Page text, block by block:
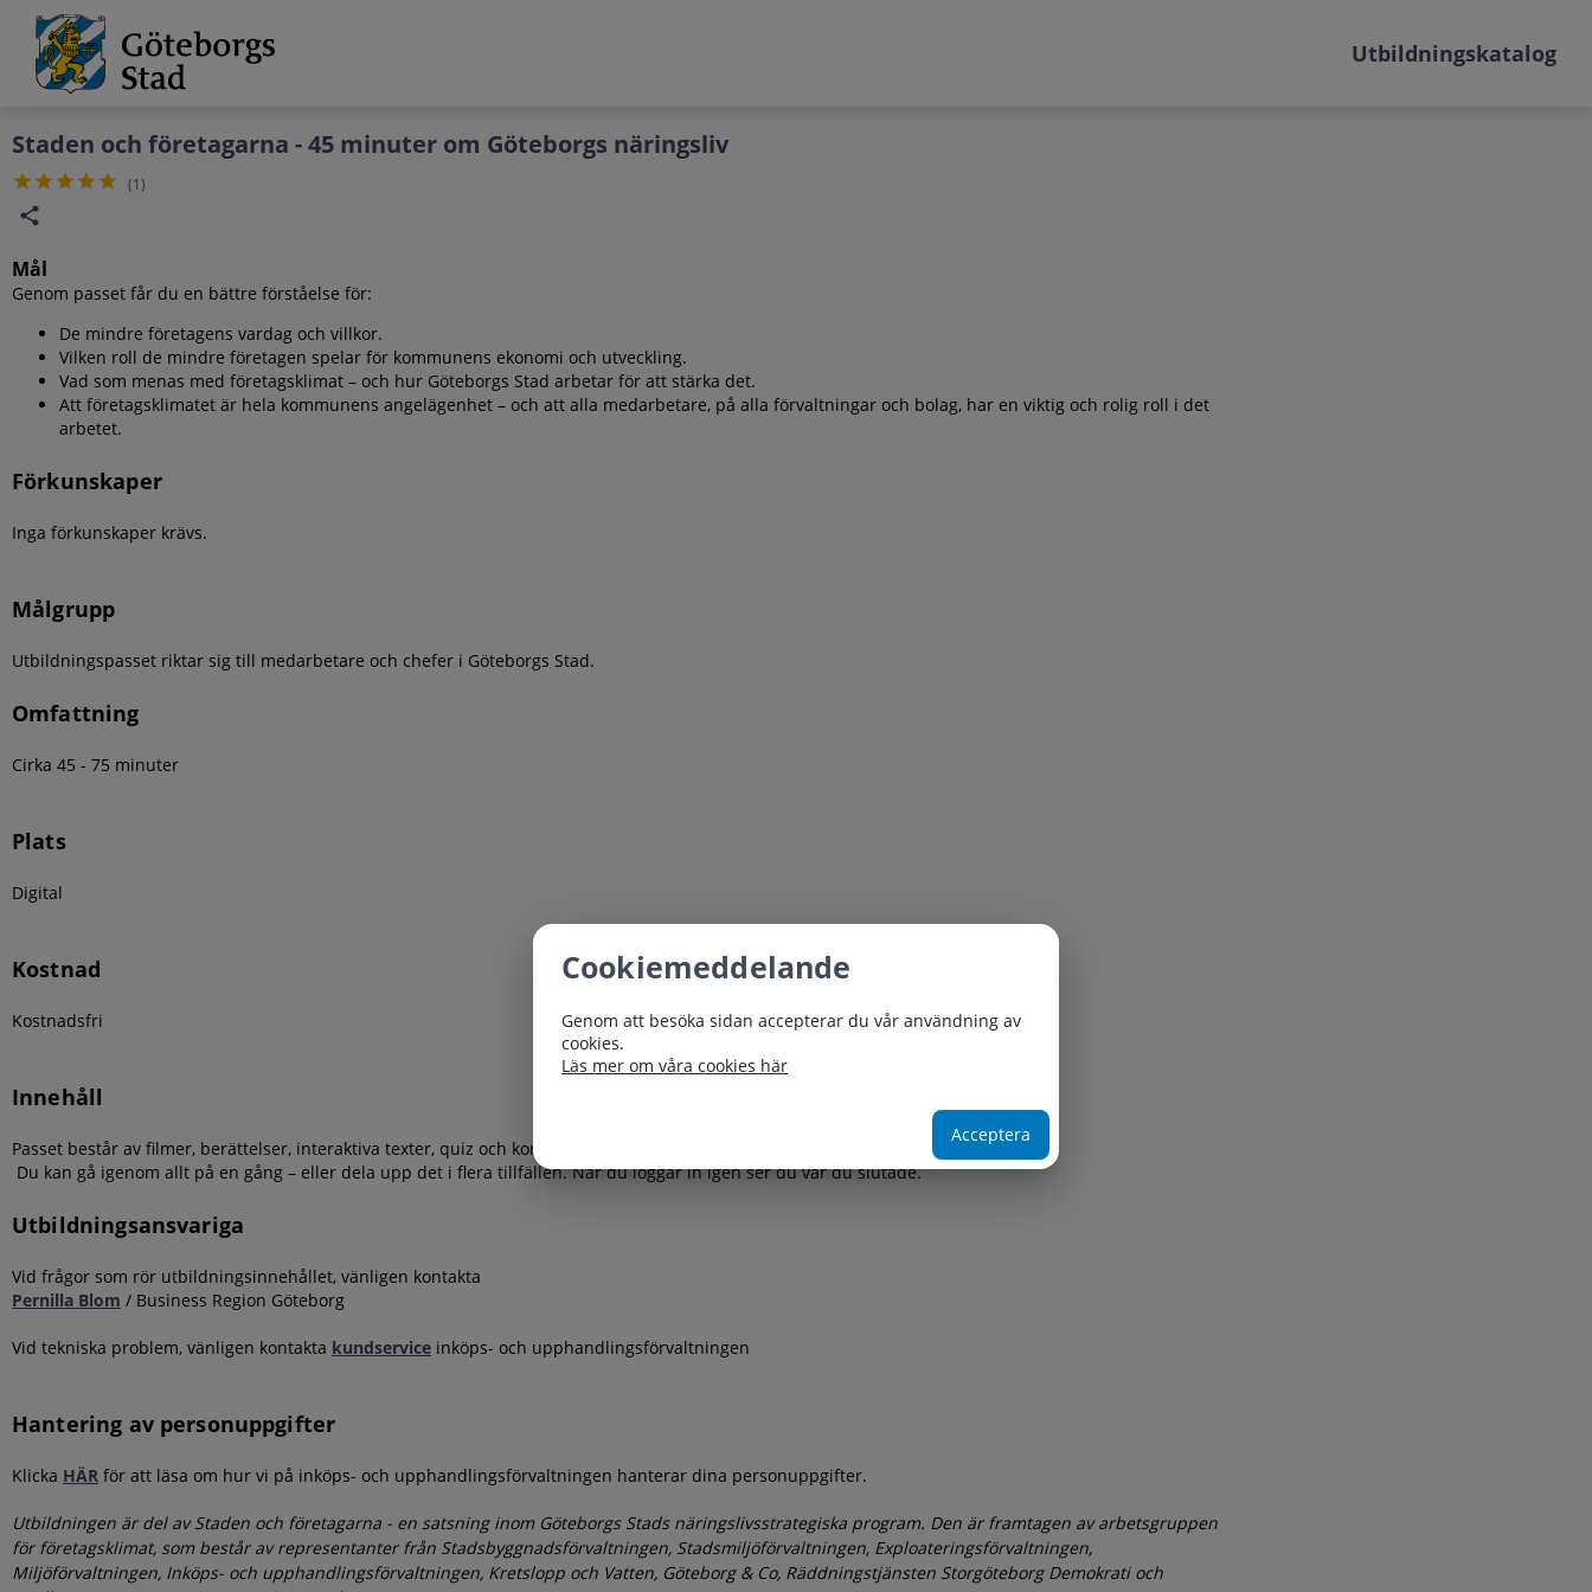
Grade
Portal
Utbildningskatalog
Staden och företagarna - 45 minuter om Göteborgs näringsliv
(1)
Mål
Genom passet får du en bättre förståelse för:
De mindre företagens vardag och villkor.
Vilken roll de mindre företagen spelar för kommunens ekonomi och utveckling.
Vad som menas med företagsklimat – och hur Göteborgs Stad arbetar för att stärka det.
Att företagsklimatet är hela kommunens angelägenhet – och att alla medarbetare, på alla förvaltningar och bolag, har en viktig och rolig roll i det
arbetet.
Förkunskaper
Inga förkunskaper krävs.
Målgrupp
Utbildningspasset riktar sig till medarbetare och chefer i Göteborgs Stad.
Omfattning
Cirka 45 - 75 minuter
Plats
Digital
Kostnad
Kostnadsfri
Innehåll
Passet består av filmer, berättelser, interaktiva texter, quiz och korta faktaavsnitt.
Du kan gå igenom allt på en gång – eller dela upp det i flera tillfällen. När du loggar in igen ser du var du slutade.
Utbildningsansvariga
Vid frågor som rör utbildningsinnehållet, vänligen kontakta
Pernilla Blom / Business Region Göteborg
Vid tekniska problem, vänligen kontakta kundservice inköps- och upphandlingsförvaltningen
Hantering av personuppgifter
Klicka HÄR för att läsa om hur vi på inköps- och upphandlingsförvaltningen hanterar dina personuppgifter.
Utbildningen är del av Staden och företagarna - en satsning inom Göteborgs Stads näringslivsstrategiska program. Den är framtagen av arbetsgruppen
för företagsklimat, som består av representanter från Stadsbyggnadsförvaltningen, Stadsmiljöförvaltningen, Exploateringsförvaltningen,
Miljöförvaltningen, Inköps- och upphandlingsförvaltningen, Kretslopp och Vatten, Göteborg & Co, Räddningstjänsten Storgöteborg Demokrati och
Cookiemeddelande
Genom att besöka sidan accepterar du vår användning av
cookies.
Läs mer om våra cookies här
Acceptera